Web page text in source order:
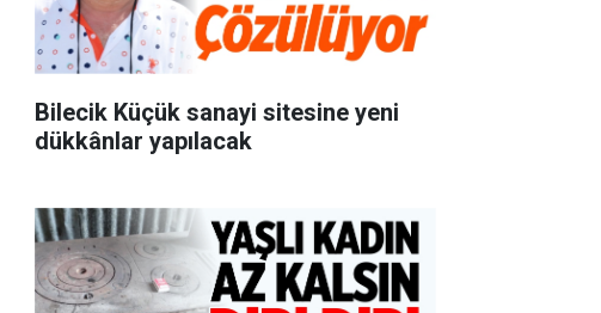
Bilecik Küçük sanayi sitesine yeni
dükkânlar yapılacak